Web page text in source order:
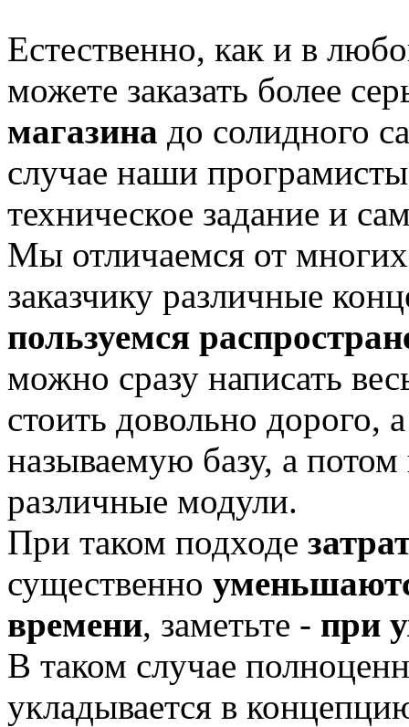
Естественно, как и в
можете заказать более
магазина до солидного
случае наши
техническое задание и
Мы отличаемся от
заказчику различные
пользуемся
можно сразу написать
стоить довольно дорого,
называемую базу, а
различные модули.
При таком подходе
существенно
времени, заметьте - при
В таком случае
укладывается в